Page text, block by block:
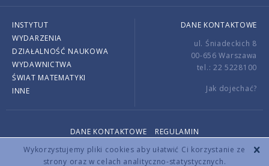
Wykorzystujemy pliki cookies aby ułatwić Ci korzystanie ze
strony oraz w celach analityczno-statystycznych.
INSTYTUT
WYDARZENIA
DZIAŁALNOŚĆ NAUKOWA
WYDAWNICTWA
ŚWIAT MATEMATYKI
INNE
DANE KONTAKTOWE
ul. Śniadeckich 8
00-656 Warszawa
tel.: 22 5228100
Jak dojechać?
DANE KONTAKTOWE
REGULAMIN
Copyright © 2026 by IMPAN. All rights reserved.